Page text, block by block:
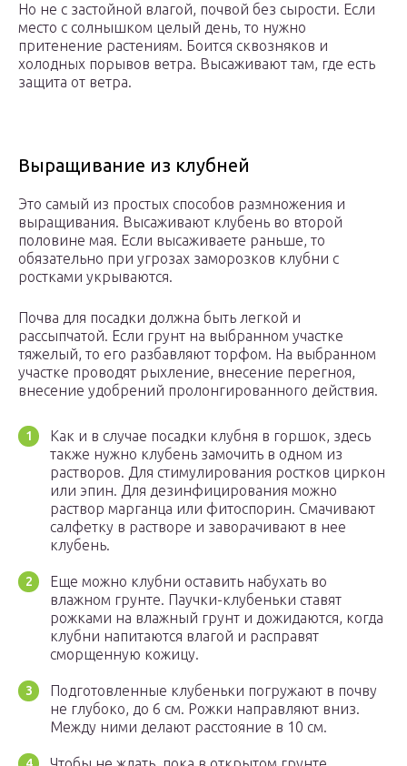
Но не с застойной влагой, почвой без сырости. Если
место с солнышком целый день, то нужно
притенение растениям. Боится сквозняков и
холодных порывов ветра. Высаживают там, где есть
защита от ветра.
Выращивание из клубней
Это самый из простых способов размножения и
выращивания. Высаживают клубень во второй
половине мая. Если высаживаете раньше, то
обязательно при угрозах заморозков клубни с
ростками укрываются.
Почва для посадки должна быть легкой и
рассыпчатой. Если грунт на выбранном участке
тяжелый, то его разбавляют торфом. На выбранном
участке проводят рыхление, внесение перегноя,
внесение удобрений пролонгированного действия.
Как и в случае посадки клубня в горшок, здесь
также нужно клубень замочить в одном из
растворов. Для стимулирования ростков циркон
или эпин. Для дезинфицирования можно
раствор марганца или фитоспорин. Смачивают
салфетку в растворе и заворачивают в нее
клубень.
Еще можно клубни оставить набухать во
влажном грунте. Паучки-клубеньки ставят
рожками на влажный грунт и дожидаются, когда
клубни напитаются влагой и расправят
сморщенную кожицу.
Подготовленные клубеньки погружают в почву
не глубоко, до 6 см. Рожки направляют вниз.
Между ними делают расстояние в 10 см.